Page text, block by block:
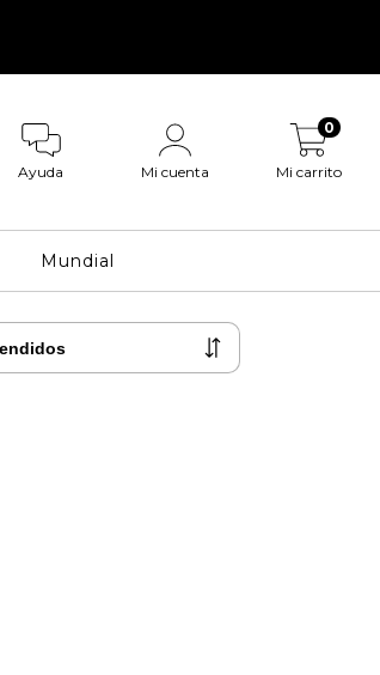
Ayuda Mi cuenta Mi carrito
0
Mundial